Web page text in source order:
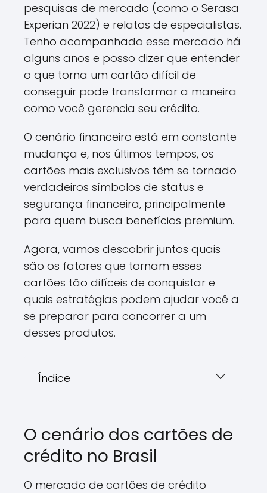
pesquisas de mercado (como o Serasa
Experian 2022) e relatos de especialistas.
Tenho acompanhado esse mercado há
alguns anos e posso dizer que entender
o que torna um cartão difícil de
conseguir pode transformar a maneira
como você gerencia seu crédito.
O cenário financeiro está em constante
mudança e, nos últimos tempos, os
cartões mais exclusivos têm se tornado
verdadeiros símbolos de status e
segurança financeira, principalmente
para quem busca benefícios premium.
Agora, vamos descobrir juntos quais
são os fatores que tornam esses
cartões tão difíceis de conquistar e
quais estratégias podem ajudar você a
se preparar para concorrer a um
desses produtos.
Índice
O cenário dos cartões de
crédito no Brasil
O mercado de cartões de crédito